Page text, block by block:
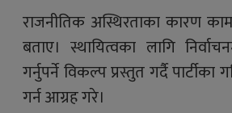
राजनीतिक अस्थिरताका कारण
बताए। स्थायित्वका लागि
गर्नुपर्ने विकल्प प्रस्तुत गर्दै
गर्न आग्रह गरे।